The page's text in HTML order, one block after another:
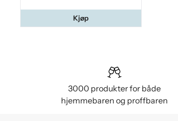
Kjøp
3000 produkter for både
hjemmebaren og proffbaren